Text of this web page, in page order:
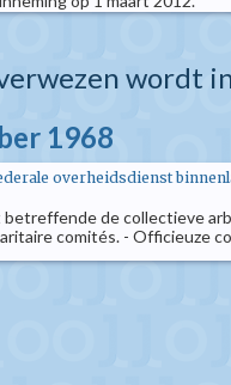
wordt
1968
overheidsdienst
de collectieve
comités. - Officieuze